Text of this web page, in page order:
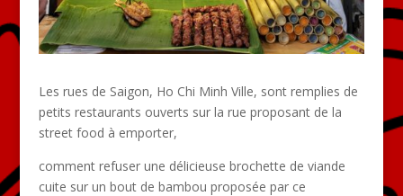
Les rues de Saigon, Ho Chi Minh Ville, sont remplies de
petits restaurants ouverts sur la rue proposant de la
street food à emporter,
comment refuser une délicieuse brochette de viande
cuite sur un bout de bambou proposée par ce